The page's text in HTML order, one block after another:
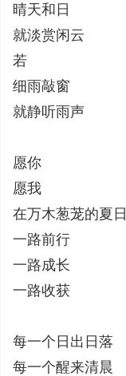
晴天和日
就淡赏闲云
若
细雨敲窗
就静听雨声
愿你
愿我
在万木葱茏的夏日
一路前行
一路成长
一路收获
每一个日出日落
每一个醒来清晨